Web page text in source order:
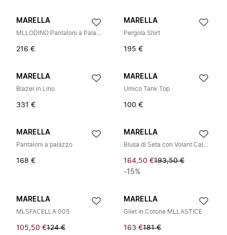
MARELLA
MLLODINO Pantaloni a Palazzo
216 €
MARELLA
Pergola Shirt
195 €
MARELLA
Blazer in Lino
331 €
MARELLA
Umico Tank Top
100 €
MARELLA
Pantaloni a palazzo
168 €
MARELLA
Blusa di Seta con Volant Caldaia
164,50 €193,50 €
-15%
MARELLA
MLSFACELLA 005
105,50 €124 €
MARELLA
Gilet in Cotone MLLASTICE
163 €181 €